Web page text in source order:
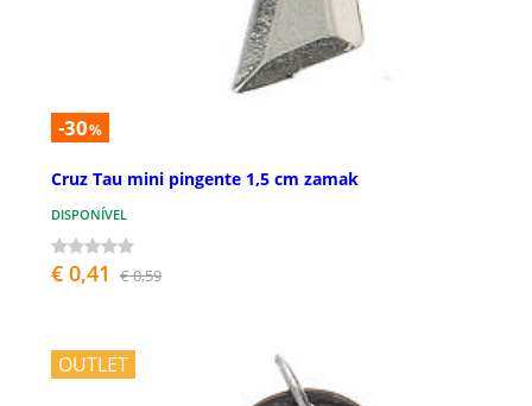
-30%
Cruz Tau mini pingente 1,5 cm zamak
DISPONÍVEL
€ 0,41 € 0,59
OUTLET